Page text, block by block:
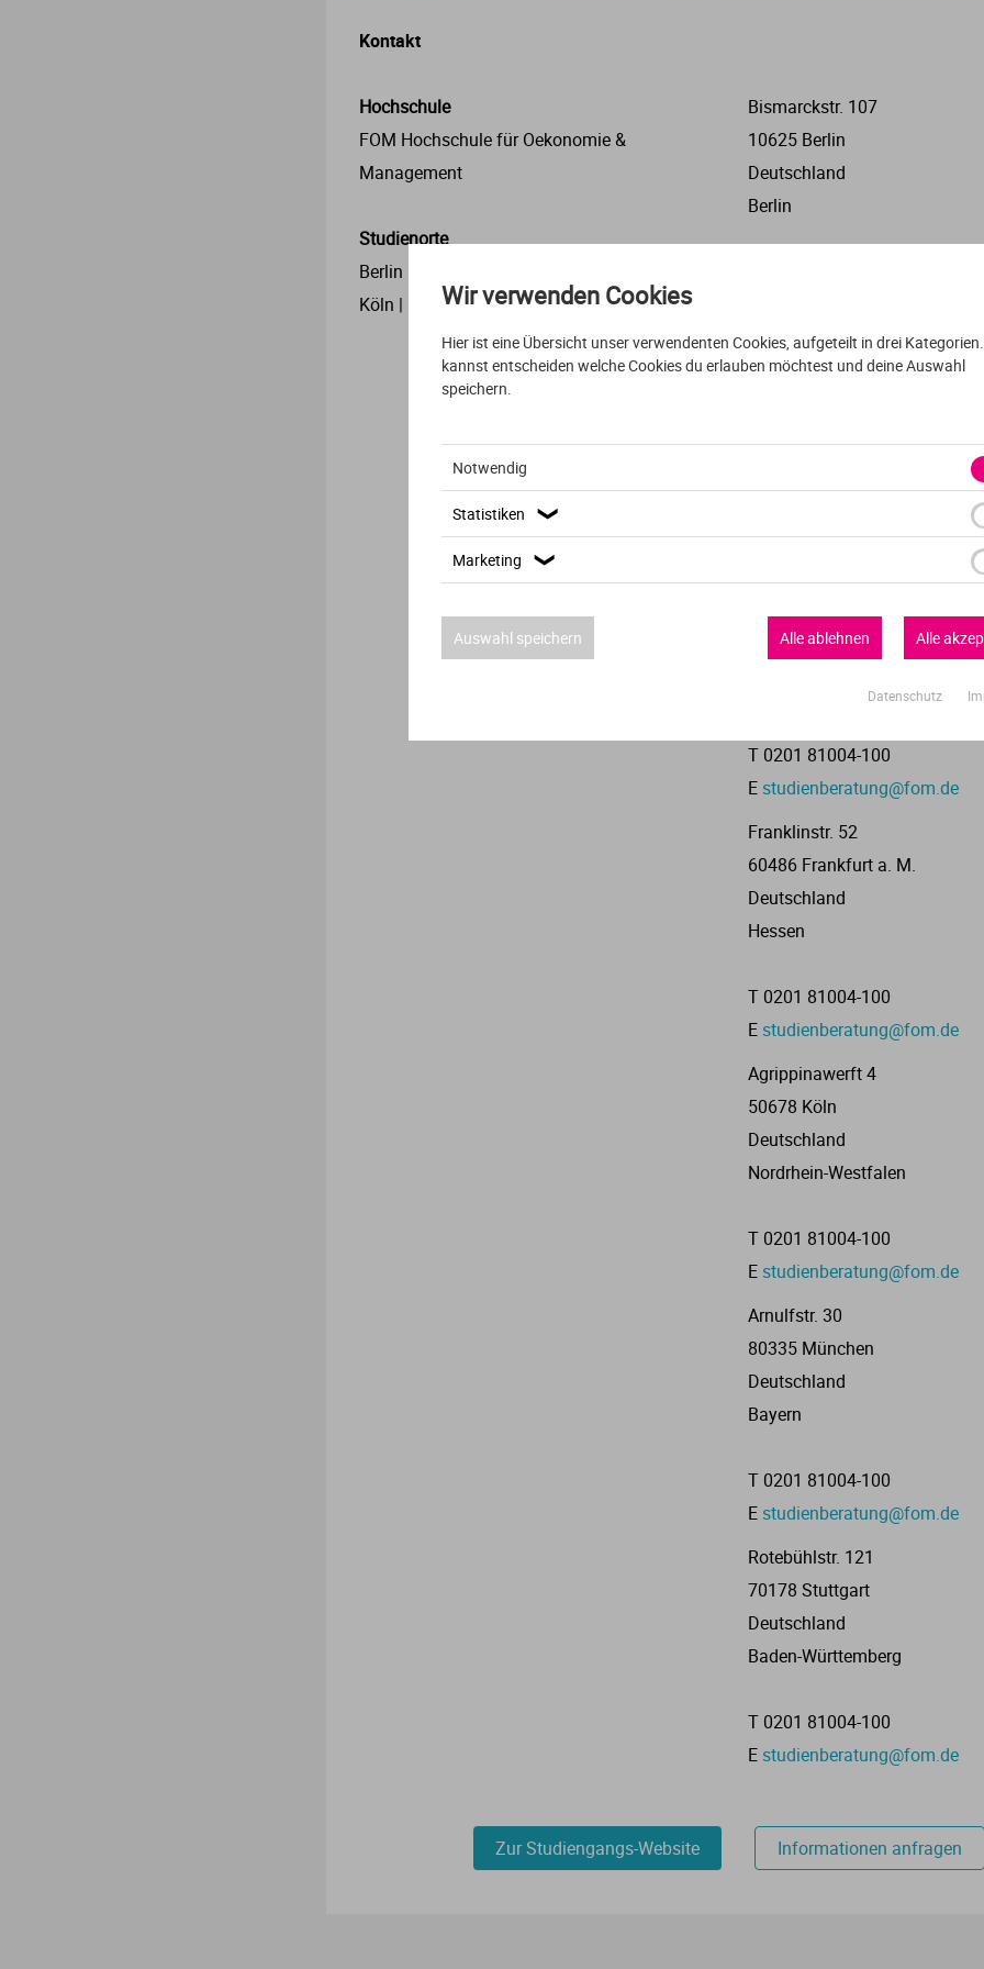
Kontakt
Hochschule
FOM Hochschule für Oekonomie &
Management
Studienorte
Berlin | Digital | Düsseldorf | Frankfurt a. M. |
Köln | München | Stuttgart
Bismarckstr. 107
10625 Berlin
Deutschland
Berlin
Herkulesstr. 32
Nordrhein-Westfalen
Toulouser Allee 53
40476 Düsseldorf
Deutschland
Nordrhein-Westfalen
T 0201 81004-100
E studienberatung@fom.de
Franklinstr. 52
60486 Frankfurt a. M.
Deutschland
Hessen
T 0201 81004-100
E studienberatung@fom.de
Agrippinawerft 4
50678 Köln
Deutschland
Nordrhein-Westfalen
T 0201 81004-100
E studienberatung@fom.de
Arnulfstr. 30
80335 München
Deutschland
Bayern
T 0201 81004-100
E studienberatung@fom.de
Rotebühlstr. 121
70178 Stuttgart
Deutschland
Baden-Württemberg
T 0201 81004-100
E studienberatung@fom.de
Zur Studiengangs-Website Informationen anfragen
Wir verwenden Cookies
Hier ist eine Übersicht unser verwendenten Cookies, aufgeteilt in drei
kannst entscheiden welche Cookies du erlauben möchtest und deine Auswahl
speichern.
Notwendig
Statistiken ❯
Marketing ❯
Auswahl speichern Alle
Alle ablehnen
Datenschutz